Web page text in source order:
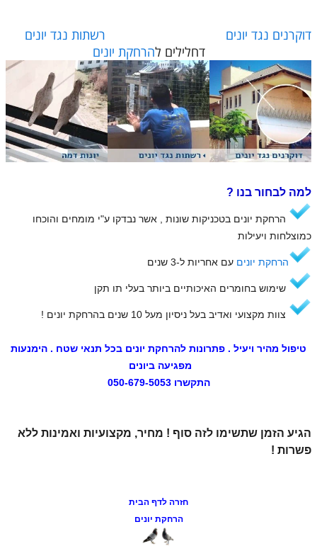
דוקרנים נגד יונים
רשתות נגד יונים
דחלילים להרחקת יונים
למה לבחור בנו ?
הרחקת יונים בטכניקות שונות , אשר נבדקו ע"י מומחים והוכחו
כמוצלחות ויעילות
הרחקת יונים עם אחריות ל-3 שנים
שימוש בחומרים האיכותיים ביותר בעלי תו תקן
צוות מקצועי ואדיב בעל ניסיון מעל 10 שנים בהרחקת יונים !
טיפול מהיר ויעיל . פתרונות להרחקת יונים בכל תנאי שטח . הימנעות
מפגיעה ביונים
התקשרו 050-679-5053
הגיע הזמן שתשימו לזה סוף ! מחיר, מקצועיות ואמינות ללא
פשרות !
חזרה לדף הבית
הרחקת יונים